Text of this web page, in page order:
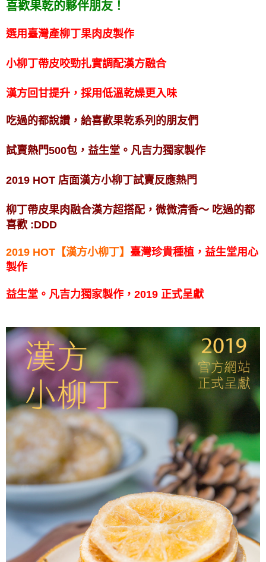
喜歡果乾的夥伴朋友！
選用臺灣產柳丁果肉皮製作
小柳丁帶皮咬勁扎實調配漢方融合
漢方回甘提升，採用低溫乾燥更入味
吃過的都說讚，給喜歡果乾系列的朋友們
試賣熱門500包，益生堂。凡吉力獨家製作
2019 HOT 店面漢方小柳丁試賣反應熱門
柳丁帶皮果肉融合漢方超搭配，微微清香～ 吃過的都
喜歡 :DDD
2019 HOT【漢方小柳丁】 臺灣珍貴種植，益生堂用心
製作
益生堂。凡吉力獨家製作，2019 正式呈獻